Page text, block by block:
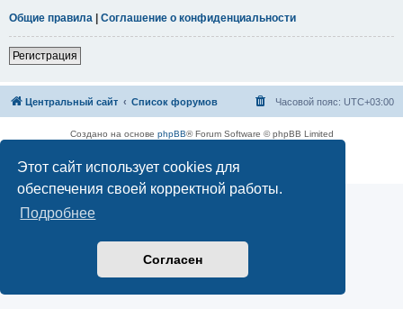
Этот сайт использует cookies для
обеспечения своей корректной работы.
Подробнее
Согласен
Общие правила | Соглашение о конфиденциальности
Регистрация
Центральный сайт Список форумов Часовой пояс: UTC+03:00
Создано на основе phpBB® Forum Software © phpBB Limited
Конфиденциальность|Правила